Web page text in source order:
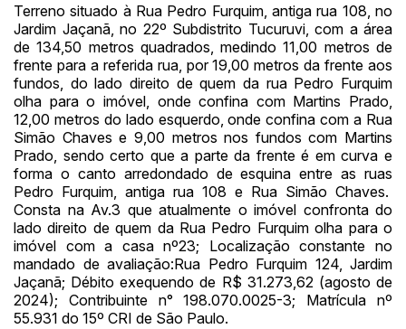
Terreno situado à Rua Pedro Furquim, antiga rua 108, no
Jardim Jaçanã, no 22º Subdistrito Tucuruvi, com a área
de 134,50 metros quadrados, medindo 11,00 metros de
frente para a referida rua, por 19,00 metros da frente aos
fundos, do lado direito de quem da rua Pedro Furquim
olha para o imóvel, onde confina com Martins Prado,
12,00 metros do lado esquerdo, onde confina com a Rua
Simão Chaves e 9,00 metros nos fundos com Martins
Prado, sendo certo que a parte da frente é em curva e
forma o canto arredondado de esquina entre as ruas
Pedro Furquim, antiga rua 108 e Rua Simão Chaves.
Consta na Av.3 que atualmente o imóvel confronta do
lado direito de quem da Rua Pedro Furquim olha para o
imóvel com a casa nº23; Localização constante no
mandado de avaliação:Rua Pedro Furquim 124, Jardim
Jaçanã; Débito exequendo de R$ 31.273,62 (agosto de
2024); Contribuinte n° 198.070.0025-3; Matrícula nº
55.931 do 15º CRI de São Paulo.
14/04/2025 18:43:11 TIAGOFELIPE R$ 1,00
14/04/2025 18:43:11 TIAGOFELIPE R$ 1,00
14/04/2025 18:43:11 TIAGOFELIPE R$ 1,00
Clique aqui para fazer login